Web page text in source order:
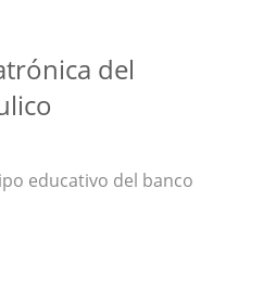
del
educativo del banco